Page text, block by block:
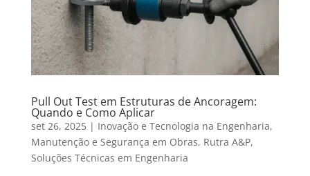
Pull Out Test em Estruturas de Ancoragem:
Quando e Como Aplicar
set 26, 2025| Inovação e Tecnologia na Engenharia,
Manutenção e Segurança em Obras, Rutra A&P,
Soluções Técnicas em Engenharia